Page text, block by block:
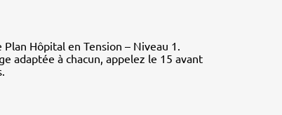
Hôpital en Tension – Niveau 1.
adaptée à chacun, appelez le 15 avant